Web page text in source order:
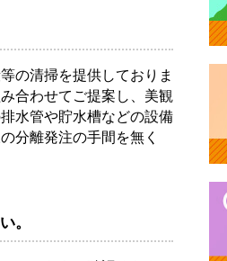
の清掃を提供しておりま
合わせてご提案し、美観
水管や貯水槽などの設備
分離発注の手間を無く
。